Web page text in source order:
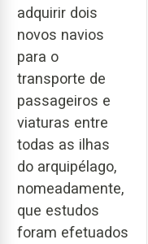
adquirir dois
novos navios
para o
transporte de
passageiros e
viaturas entre
todas as ilhas
do arquipélago,
nomeadamente,
que estudos
foram efetuados